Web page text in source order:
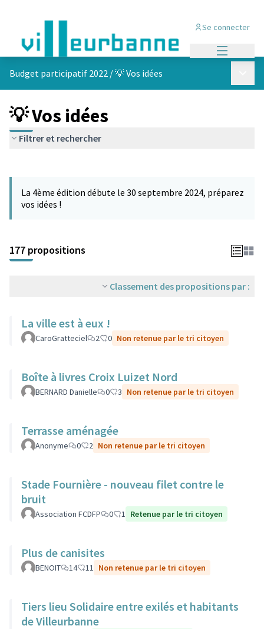
Se connecter
Budget participatif 2022 /💡 Vos idées
💡 Vos idées
Filtrer et rechercher
−
La 4ème édition débute le 30 septembre 2024, préparez
vos idées !
177 propositions
Classement des propositions par :
La ville est à eux !
CaroGratteciel 2 0 Non retenue par le tri citoyen
Boîte à livres Croix Luizet Nord
BERNARD Danielle 0 3 Non retenue par le tri citoyen
Terrasse aménagée
Anonyme 0 2 Non retenue par le tri citoyen
Stade Fournière - nouveau filet contre le
bruit
Association FCDFP 0 1 Retenue par le tri citoyen
Plus de canisites
BENOIT 14 11 Non retenue par le tri citoyen
Tiers lieu Solidaire entre exilés et habitants
de Villeurbanne